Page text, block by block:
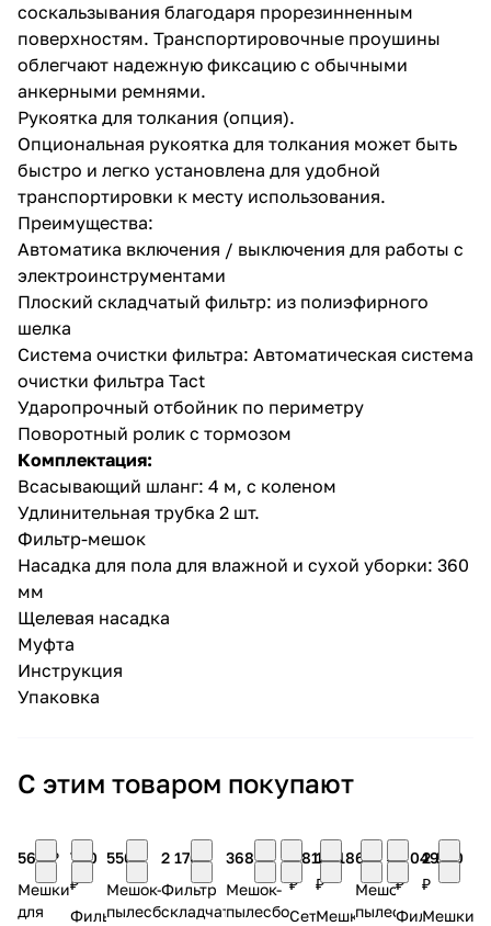
соскальзывания благодаря прорезинненным
поверхностям. Транспортировочные проушины
облегчают надежную фиксацию с обычными
анкерными ремнями.
Рукоятка для толкания (опция).
Опциональная рукоятка для толкания может быть
быстро и легко установлена для удобной
транспортировки к месту использования.
Преимущества:
Автоматика включения / выключения для работы с
электроинструментами
Плоский складчатый фильтр: из полиэфирного
шелка
Система очистки фильтра: Автоматическая система
очистки фильтра Tact
Ударопрочный отбойник по периметру
Поворотный ролик с тормозом
Комплектация:
Всасывающий шланг: 4 м, с коленом
Удлинительная трубка 2 шт.
Фильтр-мешок
Насадка для пола для влажной и сухой уборки: 360
мм
Щелевая насадка
Муфта
Инструкция
Упаковка
С этим товаром покупают
560 ₽
Мешки
для
790
₽
Фильтр
550 ₽
Мешок-
пылесборник
2 170 ₽
Фильтр
складчатый
368 ₽
Мешок-
пылесборник
7 812
₽
Сетка
1 418
₽
Мешки
619 ₽
Мешок-
пылесборник
4 049
₽
Фильтр
2 820
₽
Мешки